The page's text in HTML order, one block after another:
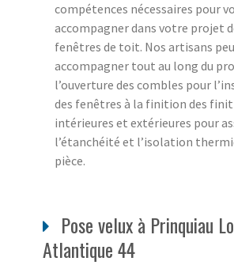
compétences nécessaires pour
accompagner dans votre projet
fenêtres de toit. Nos artisans
accompagner tout au long du
l’ouverture des combles pour
des fenêtres à la finition des
intérieures et extérieures pour
l’étanchéité et l’isolation
pièce.
Pose velux à Prinquiau
Atlantique 44